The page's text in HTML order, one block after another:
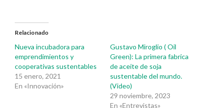
Relacionado
Nueva incubadora para
emprendimientos y
cooperativas sustentables
15 enero, 2021
En «Innovación»
Gustavo Miroglio ( Oil
Green): La primera fabrica
de aceite de soja
sustentable del mundo.
(Video)
29 noviembre, 2023
En «Entrevistas»